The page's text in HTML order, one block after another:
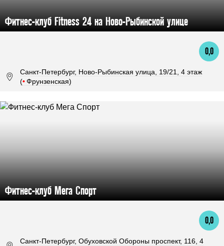
Фитнес-клуб Fitness 24 на Ново-Рыбинской улице
0,0
Санкт-Петербург, Ново-Рыбинская улица, 19/21, 4 этаж
(•Фрунзенская)
Фитнес-клуб Мега Спорт
0,0
Санкт-Петербург, Обуховской Обороны проспект, 116, 4